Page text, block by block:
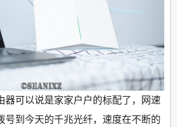
器可以说是家家户户的标配了，网速
号到今天的千兆光纤，速度在不断的